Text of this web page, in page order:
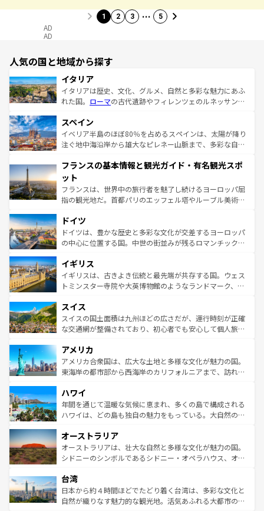
1 2 3 … 5
AD
AD
人気の国と地域から探す
イタリア
イタリアは歴史、文化、グルメ、自然と多彩な魅力にあふ
れた国。 ローマの古代遺跡やフィレンツェのルネッサンス
ろん、トスカーナの美しい田園風景やアマルフィ海岸の絶
景など、自然景観も見逃せない。観光の合間には、本場の
ピザやパスタなど、絶品のイタリア料理を堪能することも
ませてくれるイタリアで、忘れられない旅をしてみよう！
なお、新着のイタリア情報は
しい。
スペイン
イベリア半島のほぼ80％を占めるスペインは、太陽が降り
注ぐ地中海沿岸から雄大なピレネー山脈まで、多彩な自然
文化が根付くこの国では、情熱的なフラメンコ、熱気あふ
れる闘牛、そして美味しいタパスが生活の一部となってい
る。首都マドリードの洗練された雰囲気や、バルセロナの
アートに溢れた街角から、地方では古代ローマ遺跡や中世
せる。地方によって風土や気候が異なるスペインはその個
性で訪れる人を魅了する。 なお、新着のスペイン情報は コ
ンテンツ一覧を参照してほしい。
フランスの基本情報と観光ガイド・有名観光スポ
ット
フランスは、世界中の旅行者を魅了し続けるヨーロッパ屈
指の観光地だ。首都パリのエッフェル塔やルーブル美術館
で、幅広い魅力が詰まっている。華麗な宮殿、歴史的な大
聖堂、美しいビーチ、そして豊かな自然が、訪れる者を心
から魅了する。また、フランスは美食の国としても知ら
いる。シャンパンの発祥地であるランス、プロヴァンスの
香り高いラベンダー畑など、多彩な楽しみ方が可能だ。さ
らに、パリ以外の地域にも魅力が溢れており、どの街角に
れる地方に足を運ぶとそれぞれで全く異なる文化を体験で
きるだろう。 なお、新着のフランス情報はコンテンツ一覧
を参照してほしい。
ドイツ
ドイツは、豊かな歴史と多彩な文化が交差するヨーロッパ
の中心に位置する国。中世の街並みが残るロマンチック街
顔を持つこの国は、どこを歩いても飽きることがない。ベ
ルリンの文化的活気、バイエルン州のアルプスの絶景、そ
してライン川沿いのワイン畑といった風景は必見。ビール
は、お酒好きな人にはぜひ体験してほしい。 なお、新着の
ドイツ情報はコンテンツ一覧を参照してほしい。
イギリス
イギリスは、古きよき伝統と最先端が共存する国。ウェス
トミンスター寺院や大英博物館のようなランドマーク、歴
リアごとに異なる魅力がある。また、優雅なアフタヌーン
ティー、ビール好きにはたまらない英国パブ、サッカー観
戦など、本場だからこそできる体験も豊富。イギリスを旅
ンツ一覧を参照してほしい。
スイス
スイスの国土面積は九州ほどの広さだが、運行時刻が正確
な交通網が整備されており、初心者でも安心して個人旅行
の建物がそのまま残る町や、スイスならではのユニークな
博物館もあり、アルプス観光だけでなく町歩きも満喫する
ことができる。国民の所得が高いため物価も高いが、旅行
ば市内交通費無料で観光を楽しむこともできる。 なお、新
着のスイス情報はコンテンツ一覧 を参照してほしい。
アメリカ
アメリカ合衆国は、広大な土地と多様な文化が魅力の国。
東海岸の都市部から西海岸のカリフォルニアまで、訪れる
のような巨大都市は、観光、ショッピング、エンターテイ
ンメントが詰まった刺激的なスポットだ。一方、アメリカ
西部には大自然が広がり、グランドキャニオンやイエロー
部のニューオーリンズでは、音楽と美食が融合した独特の
文化が魅力。旅行者はアメリカの各地域で異なる魅力を楽
しみながら、その多様性と豊かな歴史を感じることができ
ならではの贅沢な旅のスタイルだ。 なお、新着のアメリカ
情報はコンテンツ一覧を参照してほしい。
ハワイ
年間を通じて温暖な気候に恵まれ、多くの島で構成される
ハワイは、どの島も独自の魅力をもっている。大自然の神
ワイ島は見逃せない。また、定番の観光地といえばオアフ
島だが、静かな自然を求めるならマウイ島やカウアイ島が
おすすめ。エメラルドグリーンに輝く海をはじめ、豊かな
れるおもてなしの心で訪れる人々を迎えてくれるハワイの
人々、おいしいローカルフードやハワイアンミュージッ
ク、伝統的なフラダンスなど、すべてがハワイの魅力を彩
オーストラリア
オーストラリアは、壮大な自然と多様な文化が魅力の国。
シドニーのシンボルであるシドニー・オペラハウス、オー
リアリーフや大陸中央部にそびえるウルル（エアーズロッ
ク）、タスマニアの美しい原生林やケアンズの熱帯雨林な
ど、見どころがたくさん。また、カフェやワイン、オージ
台湾
日本から約４時間ほどでたどり着く台湾は、多彩な文化と
自然が織りなす魅力的な観光地。活気あふれる大都市の台